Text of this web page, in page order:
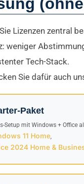
Lizenzen zentral
weniger
Tech-Stack.
Sie dafür auch
Paket
Setup mit Windows + Office
11 Home,
2024 Home &